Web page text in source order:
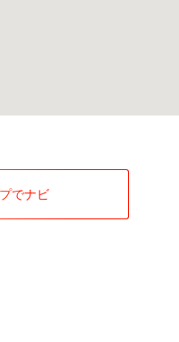
でナビ